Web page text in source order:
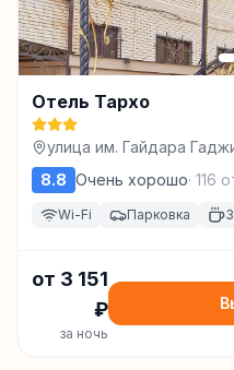
Отель Тархо
улица им. Гайдара
8.8 Очень хорошо· 116
Wi-Fi Парковка
от 3 151
₽
за ночь